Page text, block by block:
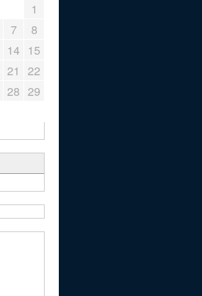
1
7
8
14 15
21
22
28 29